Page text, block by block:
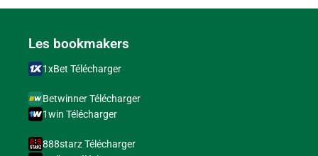
Les bookmakers
1xBet Télécharger
Betwinner Télécharger
1win Télécharger
888starz Télécharger